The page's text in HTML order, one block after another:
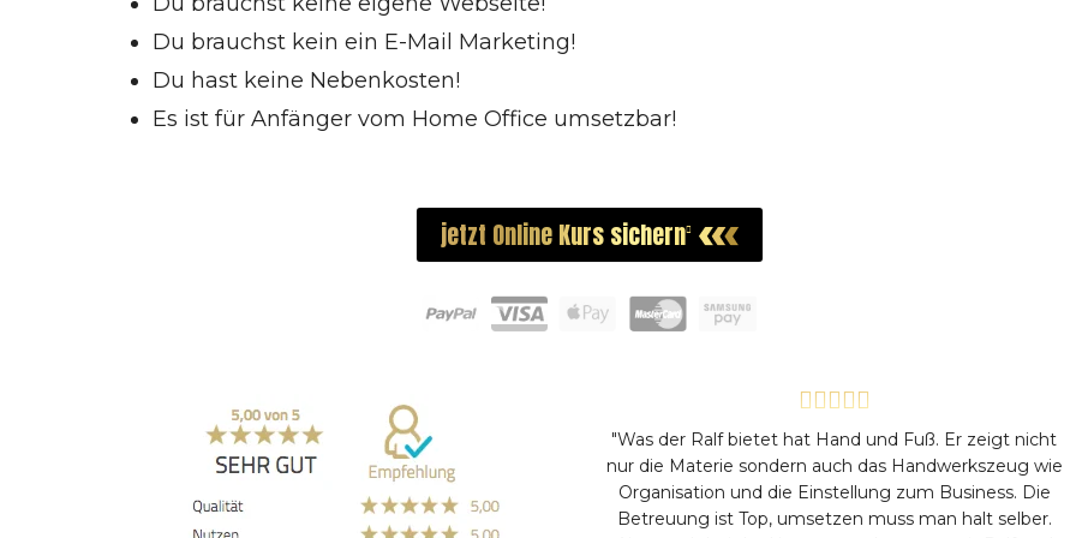
Du brauchst kein ein E-Mail Marketing!
Du hast keine Nebenkosten!
Es ist für Anfänger vom Home Office umsetzbar!
jetzt Online Kurs sichern
"Was der Ralf bietet hat Hand und Fuß. Er zeigt nicht
nur die Materie sondern auch das Handwerkszeug wie
Organisation und die Einstellung zum Business. Die
Betreuung ist Top, umsetzen muss man halt selber.